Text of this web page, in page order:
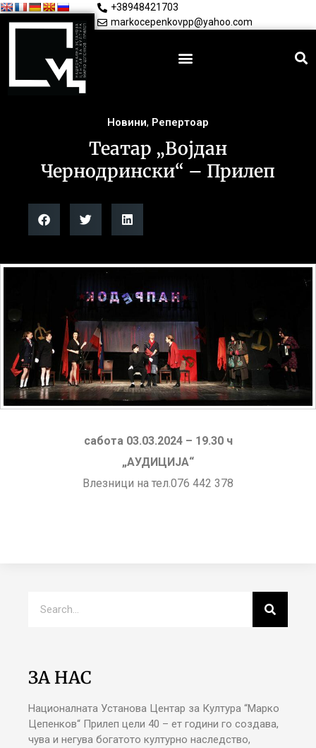
+38948421703
markocepenkovpp@yahoo.com
Новини, Репертоар
Театар „Војдан
Чернодрински“ – Прилеп
сабота 03.03.2024 – 19.30 ч
„АУДИЦИЈА“
Влезници на тел.076 442 378
ЗА НАС
Националната Установа Центар за Култура “Марко
Цепенков“ Прилеп цели 40 – ет години го создава,
чува и негува богатото културно наследство,